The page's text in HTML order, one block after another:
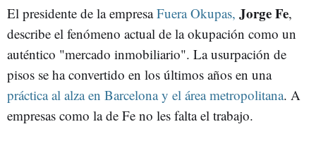
El presidente de la empresaFuera Okupas, Jorge Fe,
describe el fenómeno actual de la okupación como un
auténtico "mercado inmobiliario". La usurpación de
pisos se ha convertido en los últimos años en una
práctica al alza en Barcelona y el área metropolitana. A
empresas como la de Fe no les falta el trabajo.